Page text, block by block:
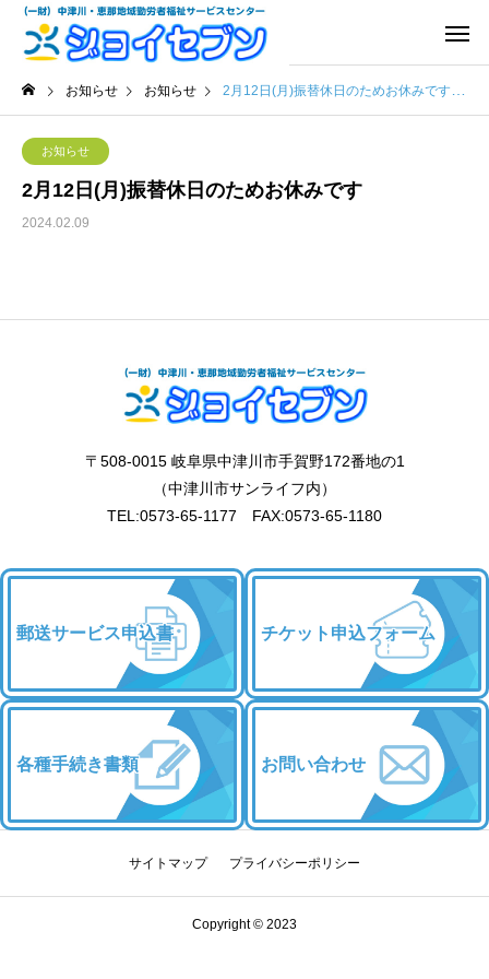
お知らせ お知らせ 2月12日(月)振替休日のためお休みです
お知らせ
2月12日(月)振替休日のためお休みです
2024.02.09
〒508-0015 岐阜県中津川市手賀野172番地の1
（中津川市サンライフ内）
TEL:0573-65-1177 FAX:0573-65-1180
郵送サービス申込書 チケット申込フォーム
各種手続き書類 お問い合わせ
サイトマップ プライバシーポリシー
Copyright © 2023